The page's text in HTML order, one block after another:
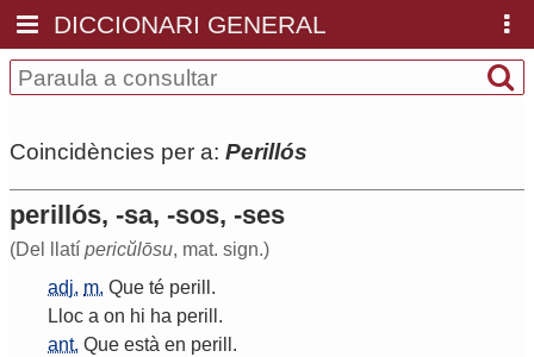
DICCIONARI GENERAL
Coincidències per a: Perillós
perillós, -sa, -sos, -ses
(Del llatí pericŭlōsu, mat. sign.)
adj. m. Que té perill .
Lloc a on hi ha perill .
ant. Que està en perill .